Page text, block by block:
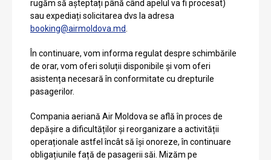
rugăm să așteptați până când apelul va fi procesat)
sau expediați solicitarea dvs la adresa
booking@airmoldova.md
În continuare, vom informa regulat despre schimbările
de orar, vom oferi soluții disponibile și vom oferi
asistența necesară în conformitate cu drepturile
pasagerilor.
Compania aeriană Air Moldova se află în proces de
depășire a dificultăților și reorganizare a activității
operaționale astfel încât să își onoreze, în continuare
obligațiunile față de pasagerii săi. Mizăm pe